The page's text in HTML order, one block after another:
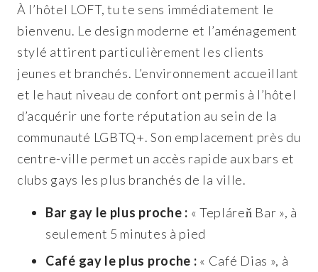
À l’hôtel LOFT, tu te sens immédiatement le
bienvenu. Le design moderne et l’aménagement
stylé attirent particulièrement les clients
jeunes et branchés. L’environnement accueillant
et le haut niveau de confort ont permis à l’hôtel
d’acquérir une forte réputation au sein de la
communauté LGBTQ+. Son emplacement près du
centre-ville permet un accès rapide aux bars et
clubs gays les plus branchés de la ville.
Bar gay le plus proche : « Tepláreň Bar », à
seulement 5 minutes à pied
Café gay le plus proche : « Café Dias », à